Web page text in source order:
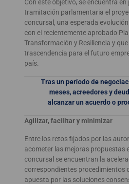
Con este objetivo, se encuentra en
tramitación parlamentaria el
concursal, una esperada
con el recientemente aprobado
Transformación y Resiliencia y
trascendencia para el futuro
país.
Tras un período de
meses, acreedores y
alcanzar un acuerdo o
Agilizar, facilitar y minimizar
Entre los retos fijados por las
acometer las mejoras propuestas
concursal se encuentran la
correspondientes procedimientos
apuesta por las soluciones